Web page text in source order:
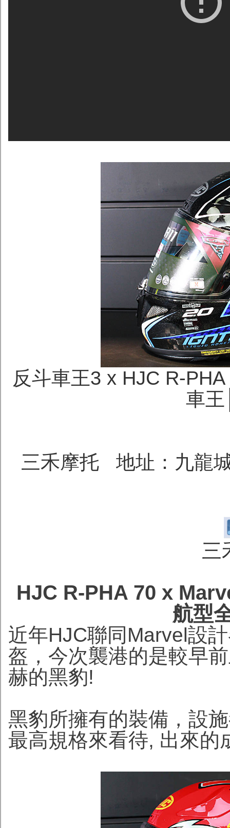
反斗車王3 x HJC R-
車
三禾摩托 地址：九龍
三
HJC R-PHA 70 x
航型
近年HJC聯同Marvel設
盔，今次襲港的是較早
赫的黑豹!
黑豹所擁有的裝備，設
最高規格來看待, 出來的